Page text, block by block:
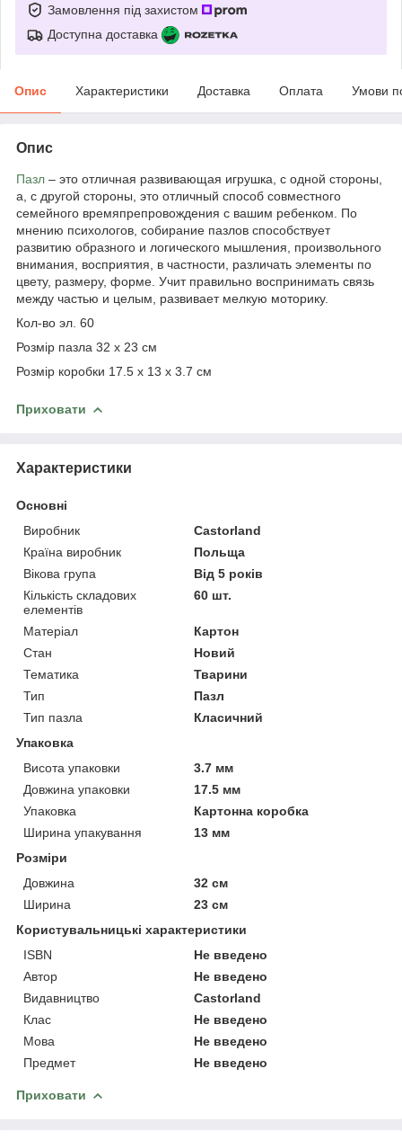
Замовлення під захистом
Доступна доставка
Опис Характеристики Доставка Оплата Умови
Опис
Пазл – это отличная развивающая игрушка, с одной стороны,
а, с другой стороны, это отличный способ совместного
семейного времяпрепровождения с вашим ребенком. По
мнению психологов, собирание пазлов способствует
развитию образного и логического мышления, произвольного
внимания, восприятия, в частности, различать элементы по
цвету, размеру, форме. Учит правильно воспринимать связь
между частью и целым, развивает мелкую моторику.
Кол-во эл. 60
Розмір пазла 32 х 23 см
Розмір коробки 17.5 х 13 х 3.7 см
Приховати
Характеристики
Основні
Виробник
Castorland
Країна виробник
Польща
Вікова група
Від 5 років
Кількість складових
елементів
60 шт.
Матеріал
Картон
Стан
Новий
Тематика
Тварини
Тип
Пазл
Тип пазла
Класичний
Упаковка
Висота упаковки
3.7 мм
Довжина упаковки
17.5 мм
Упаковка
Картонна коробка
Ширина упакування
13 мм
Розміри
Довжина
32 см
Ширина
23 см
Користувальницькі характеристики
ISBN
Не введено
Автор
Не введено
Видавництво
Castorland
Клас
Не введено
Мова
Не введено
Предмет
Не введено
Приховати